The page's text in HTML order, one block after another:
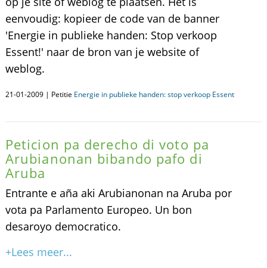
eenvoudig: kopieer de code van de banner
'Energie in publieke handen: Stop verkoop
Essent!' naar de bron van je website of
weblog.
21-01-2009 | Petitie Energie in publieke handen: stop verkoop Essent
Peticion pa derecho di voto pa
Arubianonan bibando pafo di
Aruba
Entrante e aña aki Arubianonan na Aruba por
vota pa Parlamento Europeo. Un bon
desaroyo democratico.
+Lees meer...